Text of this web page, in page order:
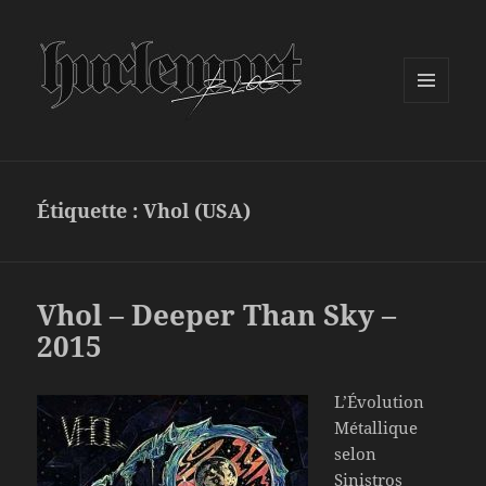
Étiquette :Vhol (USA)
Vhol – Deeper Than Sky –
2015
L’Évolution
Métallique
selon
Sinistros